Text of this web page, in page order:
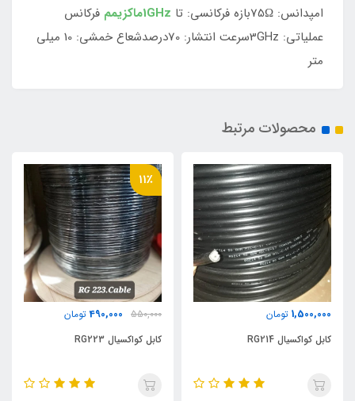
امپدانس: 75Ωبازه فرکانسی: تا
1GHzماکزیمم
فرکانس
عملیاتی: 3GHzسرعت انتشار: 70درصدشعاع خمشی: 10 میلی
متر
محصولات مرتبط
1,500,000 تومان
کابل کواکسیال RG214
11٪
550,000
490,000 تومان
کابل کواکسیال RG223